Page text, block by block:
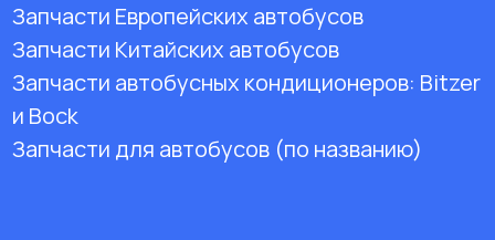
Запчасти Европейских автобусов
Запчасти Китайских автобусов
Запчасти автобусных кондиционеров: Bitzer
и Bock
Запчасти для автобусов (по названию)